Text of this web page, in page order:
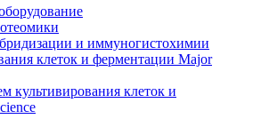
и иммуногистохимии
клеток и ферментации Major
культивирования клеток и